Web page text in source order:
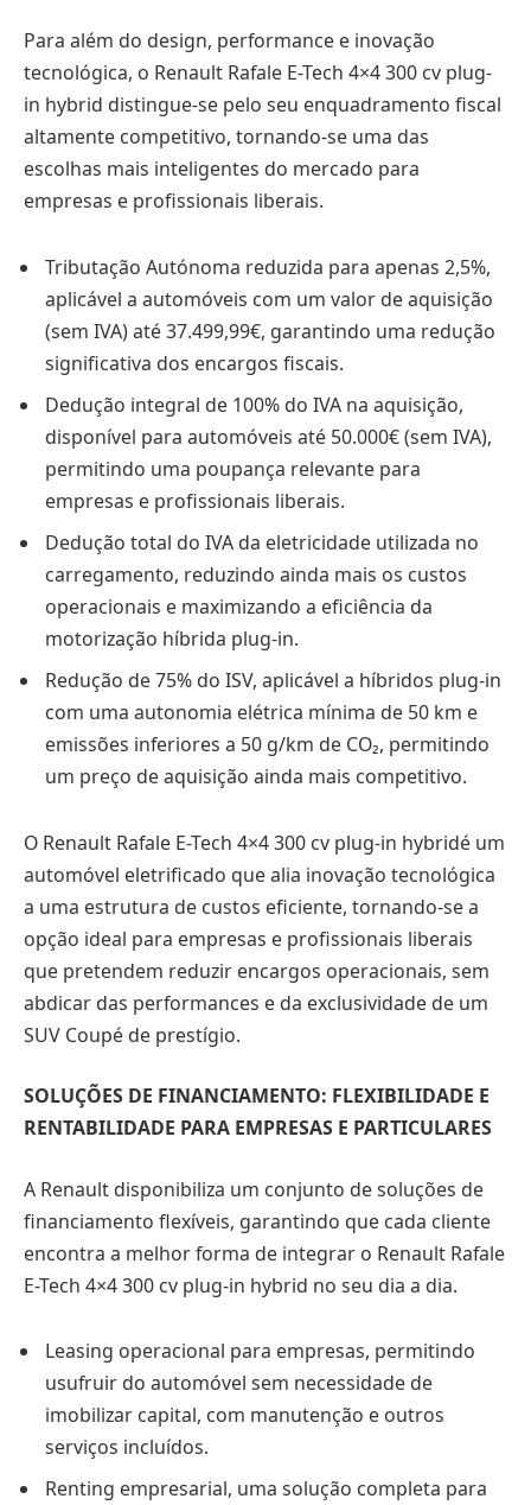
Para além do design, performance e inovação
tecnológica, o Renault Rafale E-Tech 4×4 300 cv plug-
in hybrid distingue-se pelo seu enquadramento fiscal
altamente competitivo, tornando-se uma das
escolhas mais inteligentes do mercado para
empresas e profissionais liberais.
Tributação Autónoma reduzida para apenas 2,5%,
aplicável a automóveis com um valor de aquisição
(sem IVA) até 37.499,99€, garantindo uma redução
significativa dos encargos fiscais.
Dedução integral de 100% do IVA na aquisição,
disponível para automóveis até 50.000€ (sem IVA),
permitindo uma poupança relevante para
empresas e profissionais liberais.
Dedução total do IVA da eletricidade utilizada no
carregamento, reduzindo ainda mais os custos
operacionais e maximizando a eficiência da
motorização híbrida plug-in.
Redução de 75% do ISV, aplicável a híbridos plug-in
com uma autonomia elétrica mínima de 50 km e
emissões inferiores a 50 g/km de CO₂, permitindo
um preço de aquisição ainda mais competitivo.
O Renault Rafale E-Tech 4×4 300 cv plug-in hybridé um
automóvel eletrificado que alia inovação tecnológica
a uma estrutura de custos eficiente, tornando-se a
opção ideal para empresas e profissionais liberais
que pretendem reduzir encargos operacionais, sem
abdicar das performances e da exclusividade de um
SUV Coupé de prestígio.
SOLUÇÕES DE FINANCIAMENTO: FLEXIBILIDADE E
RENTABILIDADE PARA EMPRESAS E PARTICULARES
A Renault disponibiliza um conjunto de soluções de
financiamento flexíveis, garantindo que cada cliente
encontra a melhor forma de integrar o Renault Rafale
E-Tech 4×4 300 cv plug-in hybrid no seu dia a dia.
Leasing operacional para empresas, permitindo
usufruir do automóvel sem necessidade de
imobilizar capital, com manutenção e outros
serviços incluídos.
Renting empresarial, uma solução completa para